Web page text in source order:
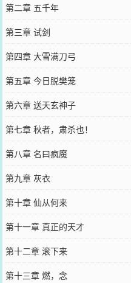
第二章 五千年
第三章 试剑
第四章 大雪满刀弓
第五章 今日脱樊笼
第六章 送天玄神子
第七章 秋者，肃杀也！
第八章 名曰疯魔
第九章 灰衣
第十章 仙从何来
第十一章 真正的天才
第十二章 滚下来
第十三章 燃，念